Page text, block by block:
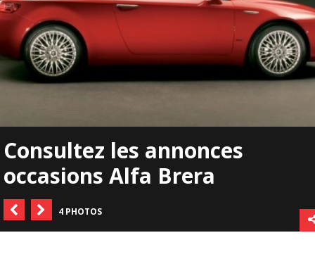
Consultez les annonces
occasions Alfa Brera
4 PHOTOS